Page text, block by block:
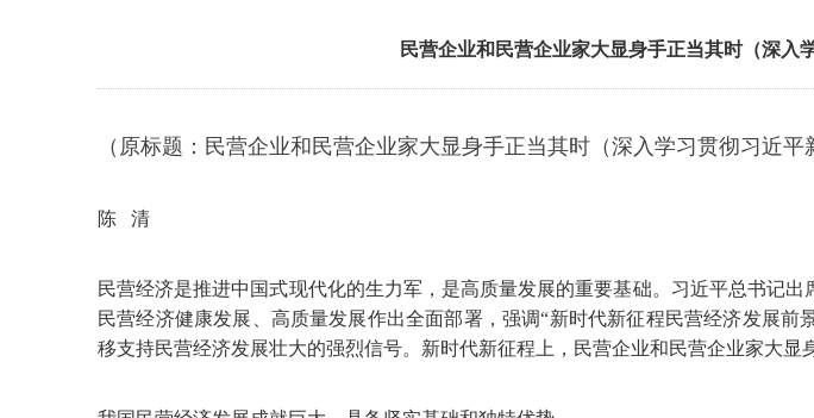
民营企业和民营企业家大显身手正当其时（深入
（原标题：民营企业和民营企业家大显身手正当其时（深入学习贯彻习近平
陈 清
民营经济是推进中国式现代化的生力军，是高质量发展的重要基础。习近平总书记
民营经济健康发展、高质量发展作出全面部署，强调“新时代新征程民营经济发展
移支持民营经济发展壮大的强烈信号。新时代新征程上，民营企业和民营企业家大显